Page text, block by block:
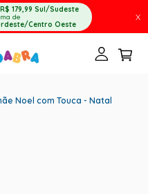
R$ 179,99 Sul/Sudeste
de
Centro Oeste
X
Noel com Touca - Natal